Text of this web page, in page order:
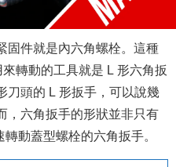
固件就是內六角螺栓。這種
轉動的工具就是 L 形六角扳
刀頭的 L 形扳手，可以說幾
，六角扳手的形狀並非只有
動蓋型螺栓的六角扳手。